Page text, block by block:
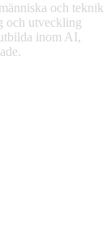
och teknik
och utveckling
inom AI,